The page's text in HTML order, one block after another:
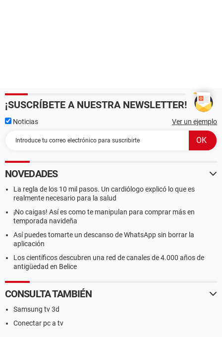
¡SUSCRÍBETE A NUESTRA NEWSLETTER!
Noticias Ver un ejemplo
NOVEDADES
La regla de los 10 mil pasos. Un cardiólogo explicó lo que es
realmente necesario para la salud
¡No caigas! Así es como te manipulan para comprar más en
temporada navideña
Así puedes tomarte un descanso de WhatsApp sin borrar la
aplicación
Los científicos descubren una red de canales de 4.000 años de
antigüedad en Belice
CONSULTA TAMBIÉN
Samsung tv 3d
Conectar pc a tv